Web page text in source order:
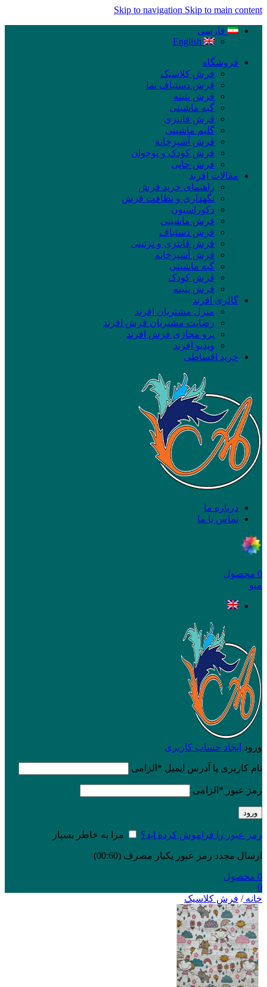
Skip to navigation Skip to main content
فارسی
English
فروشگاه
فرش کلاسیک
فرش دستباف نما
فرش پتینه
گبه ماشینی
فرش فانتزی
گلیم ماشینی
فرش آشپزخانه
فرش کودک و نوجوان
فرش چاپی
مقالات افرند
راهنمای خرید فرش
نگهداری و نظافت فرش
دکوراسیون
فرش ماشینی
فرش دستباف
فرش فانتزی و تزئینی
فرش آشپزخانه
گبه ماشینی
فرش کودک
فرش پتینه
گالری افرند
منزل مشتریان افرند
رضایت مشتریان فرش افرند
پرو مجازی فرش افرند
ویدیو افرند
خرید اقساطی
درباره ما
تماس با ما
0 محصول
منو
ورود ایجاد حساب کاربری
نام کاربری یا آدرس ایمیل * الزامی
رمز عبور * الزامی
ورود
رمز عبور را فراموش کرده اید؟ مرا به خاطر بسپار
ارسال مجدد رمز عبور یکبار مصرف (00:
60
)
0 محصول
0
خانه/ فرش کلاسیک